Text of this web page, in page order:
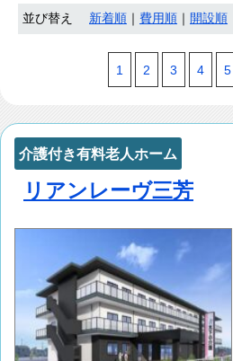
並び替え 新着順 費用順 開設順
1 2 3 4 5
介護付き有料老人ホーム
リアンレーヴ三芳